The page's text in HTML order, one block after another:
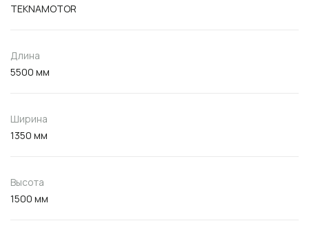
TEKNAMOTOR
Длина
5500 мм
Ширина
1350 мм
Высота
1500 мм